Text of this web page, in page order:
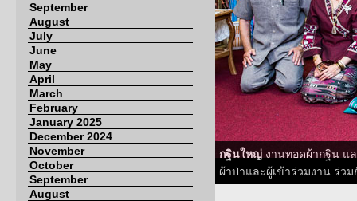
September
August
July
June
May
April
March
February
January 2025
December 2024
November
October
September
August
กฐินใหญ่ งานทอดผ้ากฐิน แ
ผ้าป่าและผู้เข้าร่วมงาน ร่ว